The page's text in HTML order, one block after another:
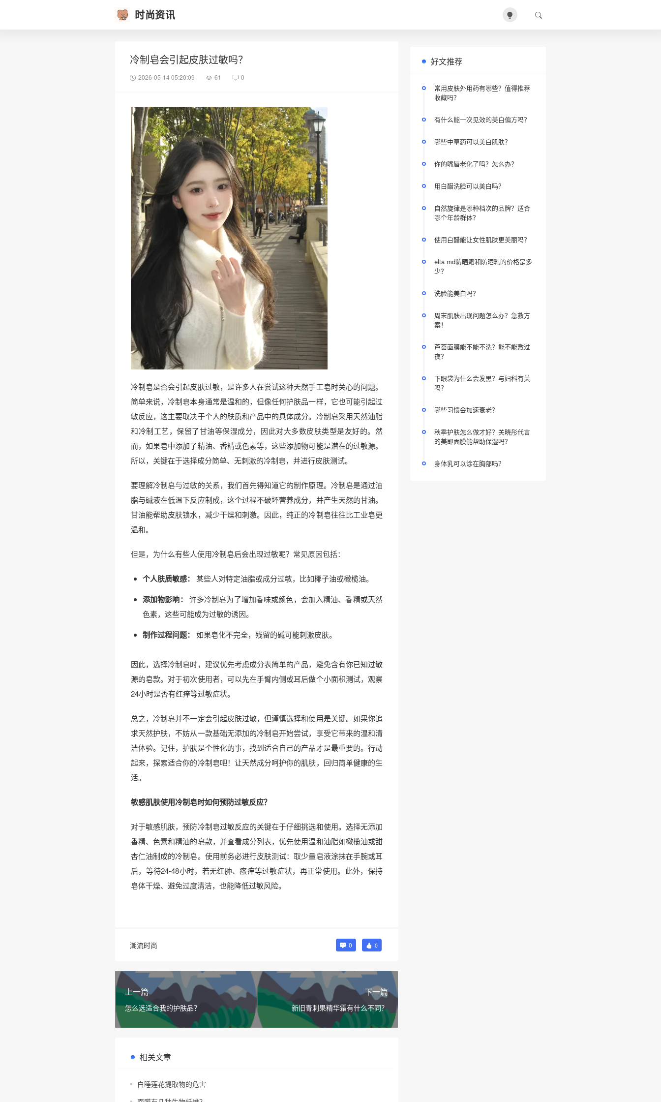
时尚资讯
冷制皂会引起皮肤过敏吗？
2026-05-14 05:20:09 61 0
冷制皂是否会引起皮肤过敏，是许多人在尝试这种天然手工皂时关心的问题。
简单来说，冷制皂本身通常是温和的，但像任何护肤品一样，它也可能引起过
敏反应，这主要取决于个人的肤质和产品中的具体成分。冷制皂采用天然油脂
和冷制工艺，保留了甘油等保湿成分，因此对大多数皮肤类型是友好的。然
而，如果皂中添加了精油、香精或色素等，这些添加物可能是潜在的过敏源。
所以，关键在于选择成分简单、无刺激的冷制皂，并进行皮肤测试。
要理解冷制皂与过敏的关系，我们首先得知道它的制作原理。冷制皂是通过油
脂与碱液在低温下反应制成，这个过程不破坏营养成分，并产生天然的甘油。
甘油能帮助皮肤锁水，减少干燥和刺激。因此，纯正的冷制皂往往比工业皂更
温和。
但是，为什么有些人使用冷制皂后会出现过敏呢？常见原因包括：
个人肤质敏感： 某些人对特定油脂或成分过敏，比如椰子油或橄榄油。
添加物影响：
许多冷制皂为了增加香味或颜色，会加入精油、香精或天然
色素，这些可能成为过敏的诱因。
制作过程问题： 如果皂化不完全，残留的碱可能刺激皮肤。
因此，选择冷制皂时，建议优先考虑成分表简单的产品，避免含有你已知过敏
源的皂款。对于初次使用者，可以先在手臂内侧或耳后做个小面积测试，观察
24小时是否有红痒等过敏症状。
总之，冷制皂并不一定会引起皮肤过敏，但谨慎选择和使用是关键。如果你追
求天然护肤，不妨从一款基础无添加的冷制皂开始尝试，享受它带来的温和清
洁体验。记住，护肤是个性化的事，找到适合自己的产品才是最重要的。行动
起来，探索适合你的冷制皂吧！让天然成分呵护你的肌肤，回归简单健康的生
活。
敏感肌肤使用冷制皂时如何预防过敏反应？
对于敏感肌肤，预防冷制皂过敏反应的关键在于仔细挑选和使用。选择无添加
香精、色素和精油的皂款，并查看成分列表，优先使用温和油脂如橄榄油或甜
杏仁油制成的冷制皂。使用前务必进行皮肤测试：取少量皂液涂抹在手腕或耳
后，等待24-48小时，若无红肿、瘙痒等过敏症状，再正常使用。此外，保持
皂体干燥、避免过度清洁，也能降低过敏风险。
潮流时尚 0 0
上一篇
怎么选适合我的护肤品？
下一篇
新旧青刺果精华霜有什么不同？
相关文章
白睡莲花提取物的危害
好文推荐
常用皮肤外用药有哪些？值得推荐
收藏吗？
有什么能一次见效的美白偏方吗？
哪些中草药可以美白肌肤？
你的嘴唇老化了吗？怎么办？
用白醋洗脸可以美白吗？
自然旋律是哪种档次的品牌？适合
哪个年龄群体？
使用白醋能让女性肌肤更美丽吗？
elta md防晒霜和防晒乳的价格是多
少？
洗脸能美白吗？
周末肌肤出现问题怎么办？急救方
案！
芦荟面膜能不能不洗？能不能敷过
夜？
下眼袋为什么会发黑？与妇科有关
吗？
哪些习惯会加速衰老？
秋季护肤怎么做才好？关晓彤代言
的美即面膜能帮助保湿吗？
身体乳可以涂在胸部吗？